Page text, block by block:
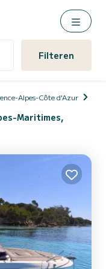
Filteren
Alpes-Côte d'Azur
Maritimes,